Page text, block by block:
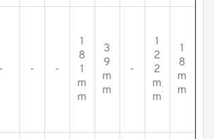
- - -
1
8
1
m
m
3
9
m
m
-
1
2
2
m
m
1
8
m
m